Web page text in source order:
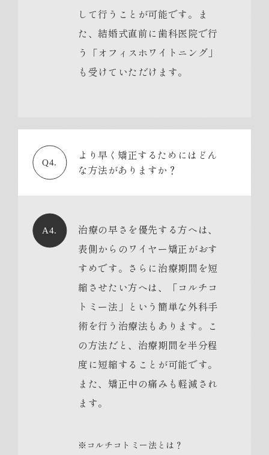
して行うことが可能です。ま
た、結婚式直前に歯科医院で行
う「オフィスホワイトニング」
も受けていただけます。
Q4.
より早く矯正するためにはどん
な方法がありますか？
A4.
治療の早さを優先する方へは、
表側からのワイヤー矯正がおす
すめです。さらに治療期間を短
縮させたい方へは、「コルチコ
トミー法」という簡単な外科手
術を行う治療法もあります。こ
の方法だと、治療期間を半分程
度に短縮することが可能です。
また、矯正中の痛みも軽減され
ます。
※コルチコトミー法とは？